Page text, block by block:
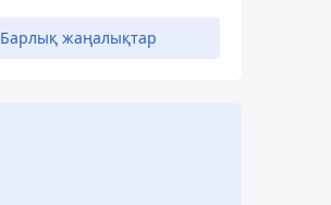
Барлық жаңалықтар